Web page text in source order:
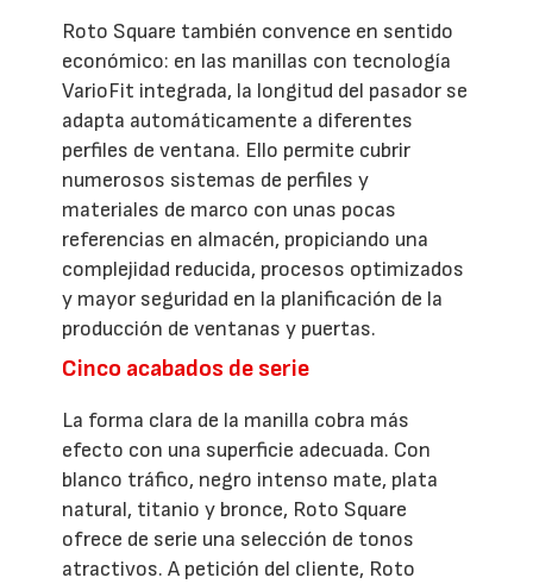
Roto Square también convence en sentido
económico: en las manillas con tecnología
VarioFit integrada, la longitud del pasador se
adapta automáticamente a diferentes
perfiles de ventana. Ello permite cubrir
numerosos sistemas de perfiles y
materiales de marco con unas pocas
referencias en almacén, propiciando una
complejidad reducida, procesos optimizados
y mayor seguridad en la planificación de la
producción de ventanas y puertas.
Cinco acabados de serie
La forma clara de la manilla cobra más
efecto con una superficie adecuada. Con
blanco tráfico, negro intenso mate, plata
natural, titanio y bronce, Roto Square
ofrece de serie una selección de tonos
atractivos. A petición del cliente, Roto